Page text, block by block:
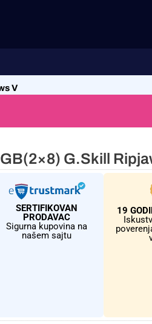
V
G.Skill
SERTIFIKOVAN
PRODAVAC
Sigurna kupovina na
našem sajtu
19